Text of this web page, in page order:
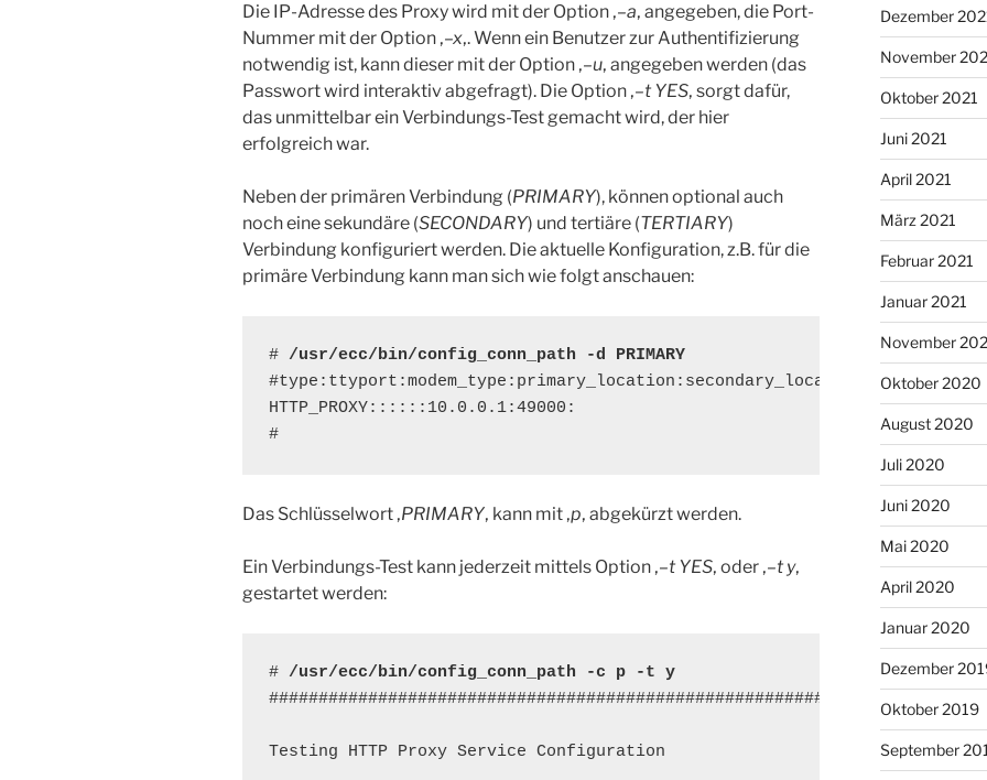
Die IP-Adresse des Proxy wird mit der Option ‚–a‚ angegeben, die Port-
Nummer mit der Option ‚–x‚. Wenn ein Benutzer zur Authentifizierung
notwendig ist, kann dieser mit der Option ‚–u‚ angegeben werden (das
Passwort wird interaktiv abgefragt). Die Option ‚–t YES‚ sorgt dafür,
das unmittelbar ein Verbindungs-Test gemacht wird, der hier
erfolgreich war.
Neben der primären Verbindung (PRIMARY), können optional auch
noch eine sekundäre (SECONDARY) und tertiäre (TERTIARY)
Verbindung konfiguriert werden. Die aktuelle Konfiguration, z.B. für die
primäre Verbindung kann man sich wie folgt anschauen:
# /usr/ecc/bin/config_conn_path -d PRIMARY
HTTP_PROXY::::::10.0.0.1:49000:
#
Das Schlüsselwort ‚PRIMARY‚ kann mit ‚p‚ abgekürzt werden.
Ein Verbindungs-Test kann jederzeit mittels Option ‚–t YES‚ oder ‚–t y‚
gestartet werden:
# /usr/ecc/bin/config_conn_path -c p -t y
###########################################################
Testing HTTP Proxy Service Configuration
Dezember
November
Oktober 2021
Juni 2021
April 2021
März 2021
Februar 2021
Januar 2021
November
Oktober 2020
August 2020
Juli 2020
Juni 2020
Mai 2020
April 2020
Januar 2020
Dezember
Oktober 2019
September